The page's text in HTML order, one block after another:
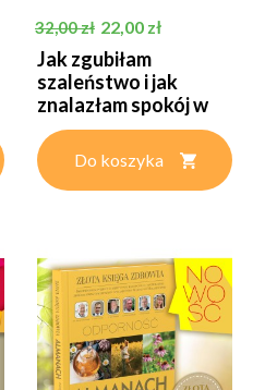
Cena podstawowa
32,00 zł Cena
22,00 zł
Jak zgubiłam
szaleństwo i jak
znalazłam spokój w
sobie –...
Do koszyka